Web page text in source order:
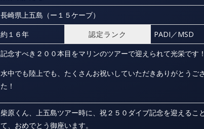
長崎県上五島（ー１５ケーブ）
約１６年 認定ランク PADI／MSD
記念すべき２００本目をマリンのツアーで迎えられて光栄です！
水中でも陸上でも、たくさんお祝いしていただきありがとうご
た！
柴原くん、上五島ツアー時に、祝２５０ダイブ記念を迎えるこ
て、おめでとう御座います。